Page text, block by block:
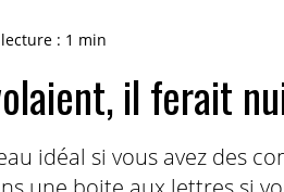
: 1 min
il ferait
idéal si vous avez des